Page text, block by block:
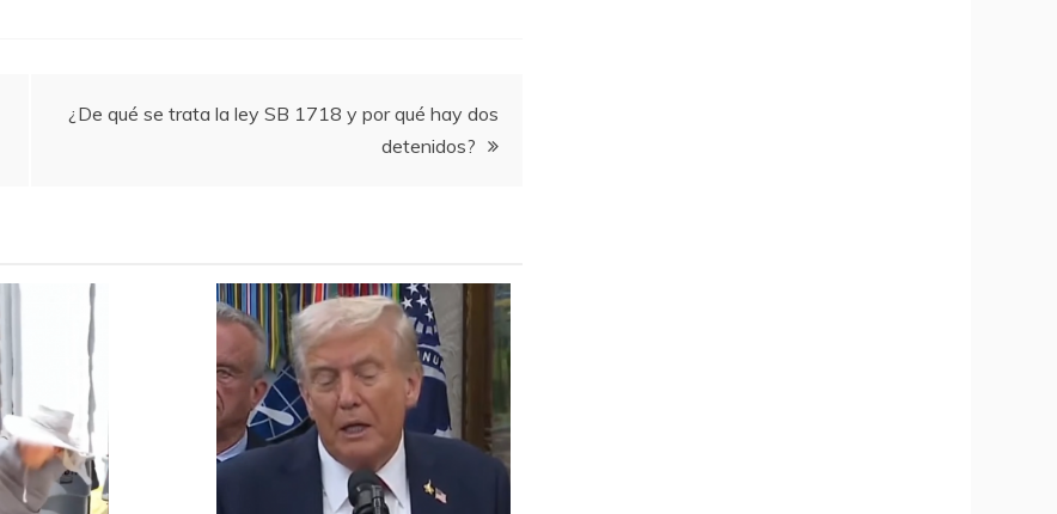
¿De qué se trata la ley SB 1718 y por qué hay dos
detenidos?